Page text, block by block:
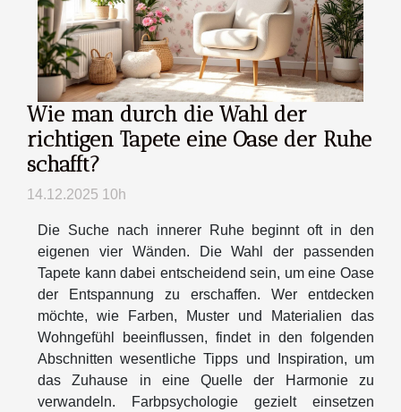
Wie man durch die Wahl der
richtigen Tapete eine Oase der Ruhe
schafft?
14.12.2025 10h
Die Suche nach innerer Ruhe beginnt oft in den
eigenen vier Wänden. Die Wahl der passenden
Tapete kann dabei entscheidend sein, um eine Oase
der Entspannung zu erschaffen. Wer entdecken
möchte, wie Farben, Muster und Materialien das
Wohngefühl beeinflussen, findet in den folgenden
Abschnitten wesentliche Tipps und Inspiration, um
das Zuhause in eine Quelle der Harmonie zu
verwandeln. Farbpsychologie gezielt einsetzen